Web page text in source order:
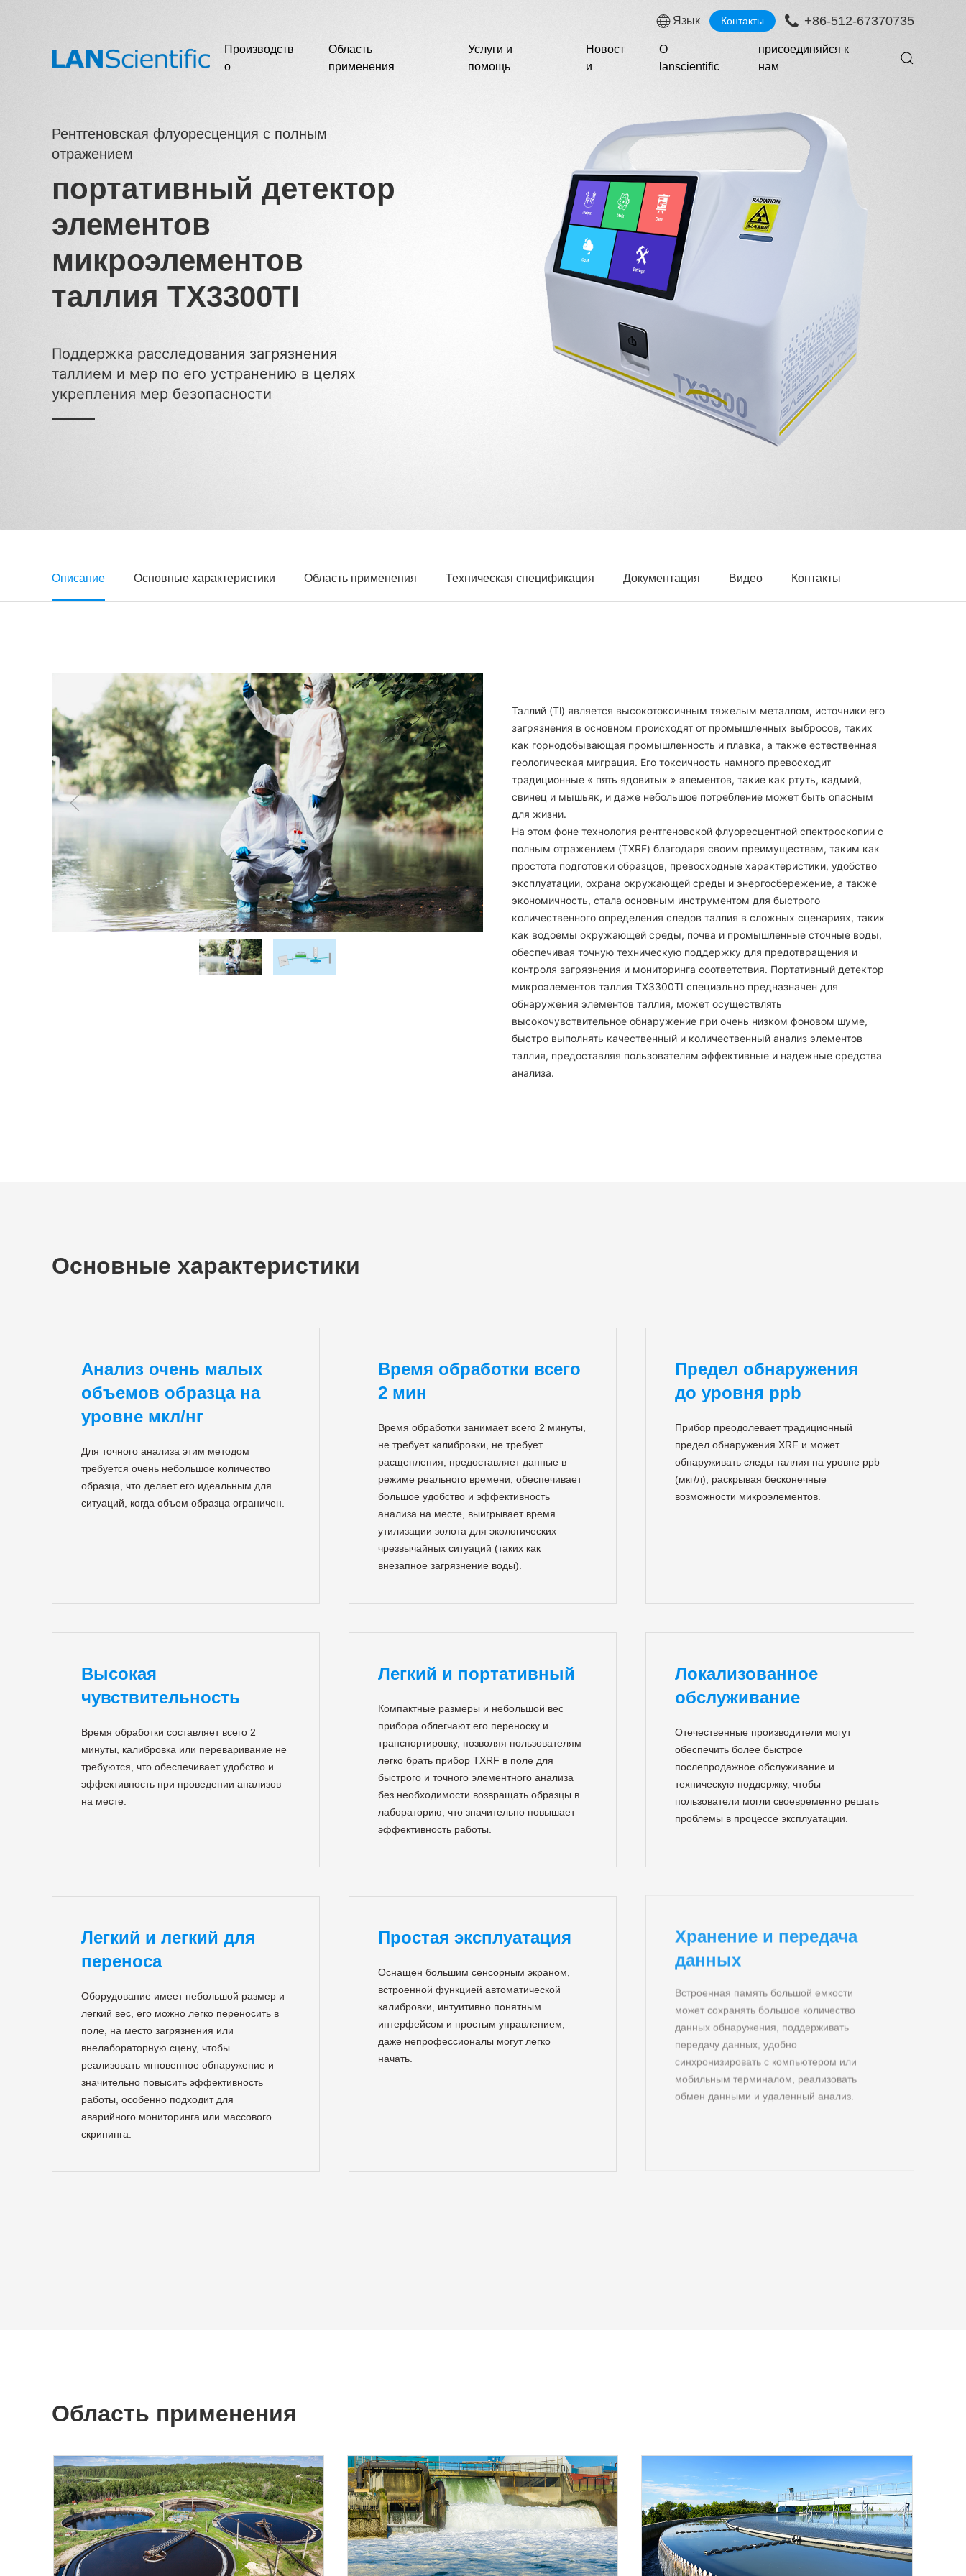
Язык Контакты +86-512-67370735
Производств
о
Область
применения
Услуги и
помощь
Новост
и
О
lanscientific
присоединяйся к
нам
Рентгеновская флуоресценция с полным
отражением
портативный детектор
элементов
микроэлементов
таллия TX3300TI
Поддержка расследования загрязнения
таллием и мер по его устранению в целях
укрепления мер безопасности
Описание Основные характеристики Область применения Техническая спецификация Документация Видео Контакты
Таллий (Tl) является высокотоксичным тяжелым металлом, источники его
загрязнения в основном происходят от промышленных выбросов, таких
как горнодобывающая промышленность и плавка, а также естественная
геологическая миграция. Его токсичность намного превосходит
традиционные « пять ядовитых » элементов, такие как ртуть, кадмий,
свинец и мышьяк, и даже небольшое потребление может быть опасным
для жизни.
На этом фоне технология рентгеновской флуоресцентной спектроскопии с
полным отражением (TXRF) благодаря своим преимуществам, таким как
простота подготовки образцов, превосходные характеристики, удобство
эксплуатации, охрана окружающей среды и энергосбережение, а также
экономичность, стала основным инструментом для быстрого
количественного определения следов таллия в сложных сценариях, таких
как водоемы окружающей среды, почва и промышленные сточные воды,
обеспечивая точную техническую поддержку для предотвращения и
контроля загрязнения и мониторинга соответствия. Портативный детектор
микроэлементов таллия TX3300TI специально предназначен для
обнаружения элементов таллия, может осуществлять
высокочувствительное обнаружение при очень низком фоновом шуме,
быстро выполнять качественный и количественный анализ элементов
таллия, предоставляя пользователям эффективные и надежные средства
анализа.
Основные характеристики
Анализ очень малых
объемов образца на
уровне мкл/нг
Для точного анализа этим методом
требуется очень небольшое количество
образца, что делает его идеальным для
ситуаций, когда объем образца ограничен.
Время обработки всего
2 мин
Время обработки занимает всего 2 минуты,
не требует калибровки, не требует
расщепления, предоставляет данные в
режиме реального времени, обеспечивает
большое удобство и эффективность
анализа на месте, выигрывает время
утилизации золота для экологических
чрезвычайных ситуаций (таких как
внезапное загрязнение воды).
Предел обнаружения
до уровня ppb
Прибор преодолевает традиционный
предел обнаружения XRF и может
обнаруживать следы таллия на уровне ppb
(мкг/л), раскрывая бесконечные
возможности микроэлементов.
Высокая
чувствительность
Время обработки составляет всего 2
минуты, калибровка или переваривание не
требуются, что обеспечивает удобство и
эффективность при проведении анализов
на месте.
Легкий и портативный
Компактные размеры и небольшой вес
прибора облегчают его переноску и
транспортировку, позволяя пользователям
легко брать прибор TXRF в поле для
быстрого и точного элементного анализа
без необходимости возвращать образцы в
лабораторию, что значительно повышает
эффективность работы.
Локализованное
обслуживание
Отечественные производители могут
обеспечить более быстрое
послепродажное обслуживание и
техническую поддержку, чтобы
пользователи могли своевременно решать
проблемы в процессе эксплуатации.
Легкий и легкий для
переноса
Оборудование имеет небольшой размер и
легкий вес, его можно легко переносить в
поле, на место загрязнения или
внелабораторную сцену, чтобы
реализовать мгновенное обнаружение и
значительно повысить эффективность
работы, особенно подходит для
аварийного мониторинга или массового
скрининга.
Простая эксплуатация
Оснащен большим сенсорным экраном,
встроенной функцией автоматической
калибровки, интуитивно понятным
интерфейсом и простым управлением,
даже непрофессионалы могут легко
начать.
Хранение и передача
данных
Встроенная память большой емкости
может сохранять большое количество
данных обнаружения, поддерживать
передачу данных, удобно
синхронизировать с компьютером или
мобильным терминалом, реализовать
обмен данными и удаленный анализ.
Область применения